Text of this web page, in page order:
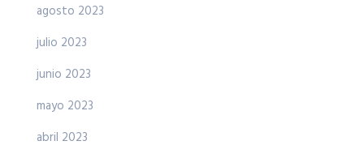
agosto 2023
julio 2023
junio 2023
mayo 2023
abril 2023